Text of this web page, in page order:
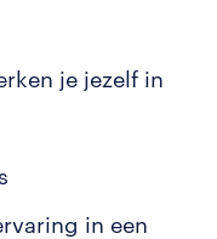
je jezelf in
in een